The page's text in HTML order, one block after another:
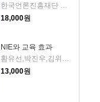
한국언론진흥재단 연구팀 저
18,000원
NIE와 교육 효과
13,000원